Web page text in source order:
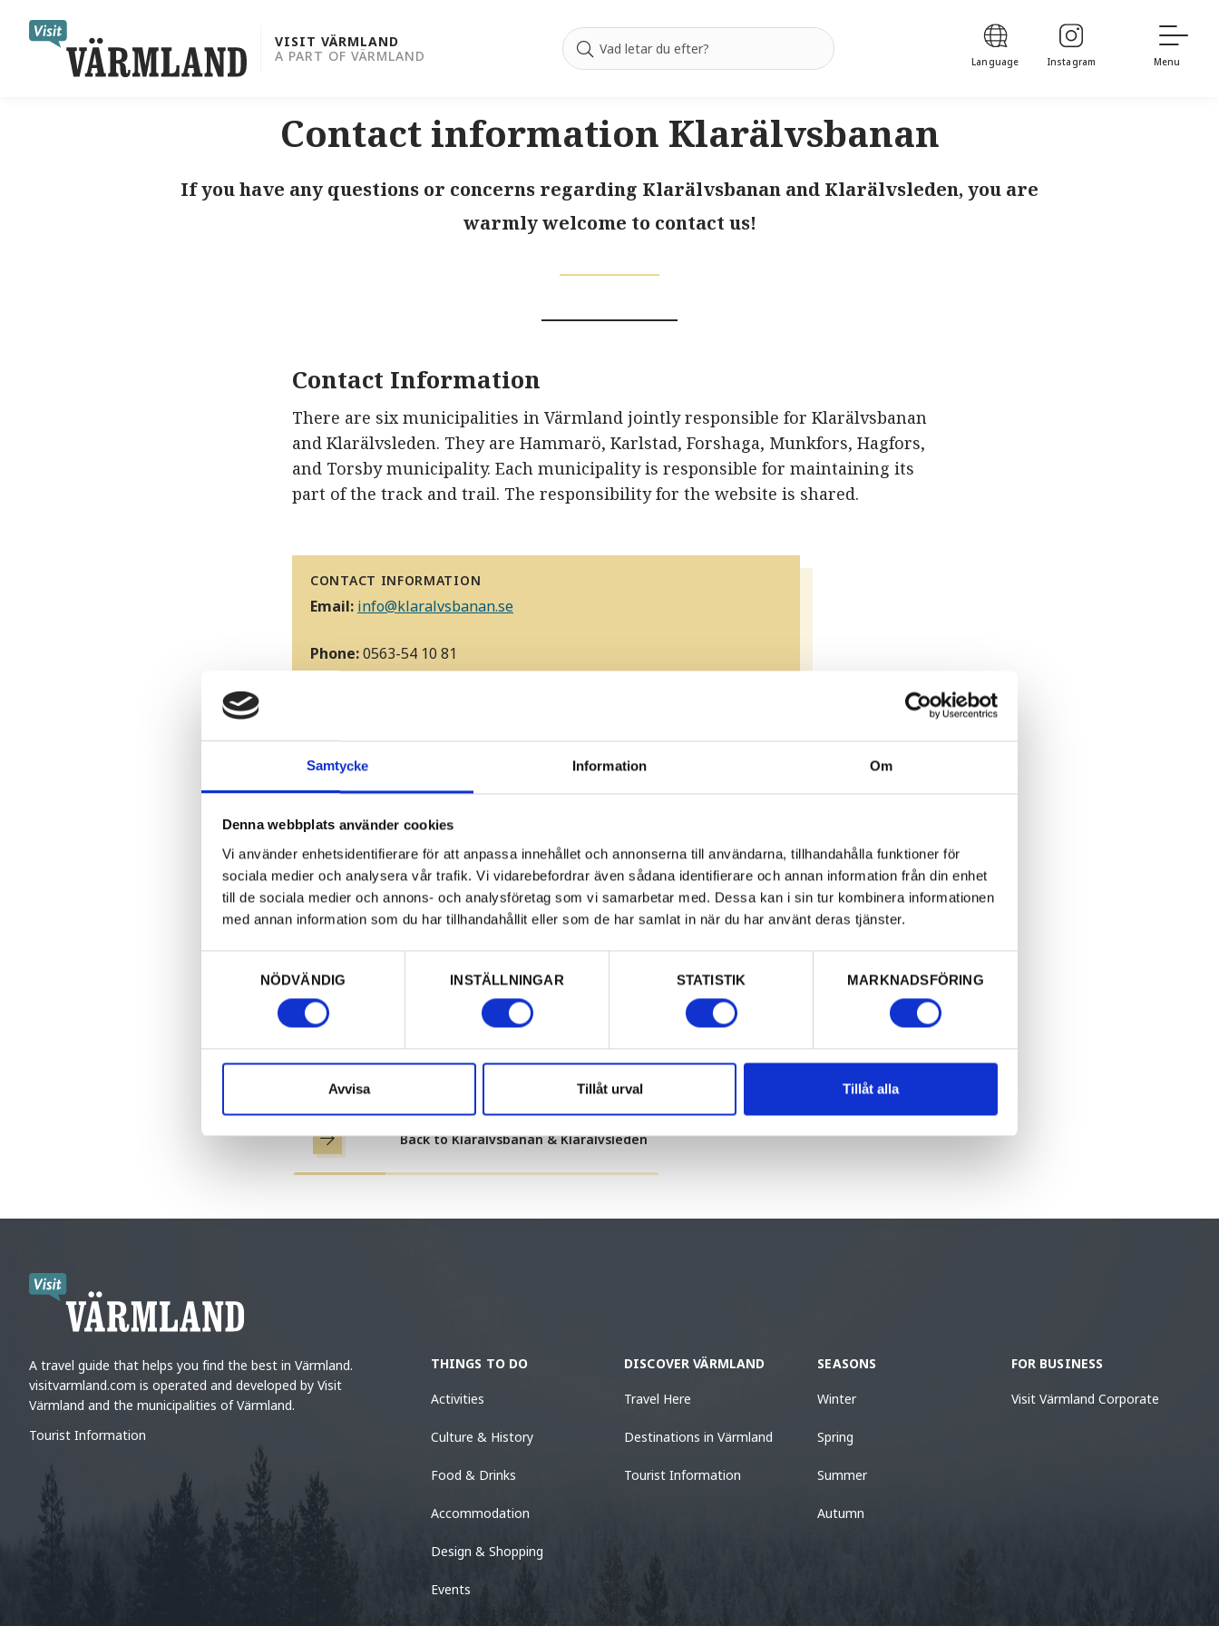
Samtycke Information Om
Denna webbplats använder cookies
Vi använder enhetsidentifierare för att anpassa innehållet och annonserna till användarna, tillhandahålla funktioner för
sociala medier och analysera vår trafik. Vi vidarebefordrar även sådana identifierare och annan information från din enhet
till de sociala medier och annons- och analysföretag som vi samarbetar med. Dessa kan i sin tur kombinera informationen
med annan information som du har tillhandahållit eller som de har samlat in när du har använt deras tjänster.
NÖDVÄNDIG
INSTÄLLNINGAR STATISTIK MARKNADSFÖRING
Avvisa Tillåt urval Tillåt alla
content
VISIT VÄRMLAND
A PART OF VÄRMLAND
Language Instagram Menu
Contact information Klarälvsbanan
If you have any questions or concerns regarding Klarälvsbanan and Klarälvsleden, you are
warmly welcome to contact us!
Contact Information
There are six municipalities in Värmland jointly responsible for Klarälvsbanan
and Klarälvsleden. They are Hammarö, Karlstad, Forshaga, Munkfors, Hagfors,
and Torsby municipality. Each municipality is responsible for maintaining its
part of the track and trail. The responsibility for the website is shared.
CONTACT INFORMATION
Email: info@klaralvsbanan.se
Phone:0563-54 10 81
Phone hours follow the opening hours of the Munkfors-Ransäter
Feel free to email us with your feedback, ideas, or praise.
ORGANIZE RACES
If you want to organize a competition or race, you can apply for a
permithere.
Back to Klarälvsbanan & Klarälvsleden
A travel guide that helps you find the best in Värmland.
visitvarmland.com is operated and developed by Visit
Värmland and the municipalities of Värmland.
Tourist Information
THINGS TO DO
Activities
Culture & History
Food & Drinks
Accommodation
Design & Shopping
Events
DISCOVER VÄRMLAND
Travel Here
Destinations in Värmland
Tourist Information
SEASONS
Winter
Spring
Summer
Autumn
FOR BUSINESS
Visit Värmland Corporate